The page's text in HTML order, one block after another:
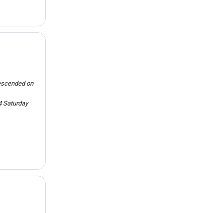
on
Saturday